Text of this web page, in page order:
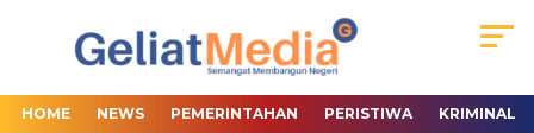
HOME NEWS PEMERINTAHAN PERISTIWA KRIMINAL